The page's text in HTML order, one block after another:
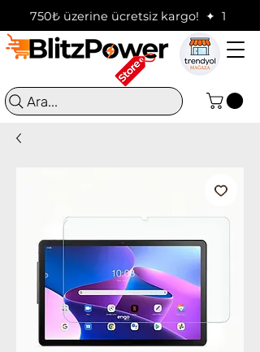
750₺ üzerine ücretsiz kargo!  ✦
Ara...